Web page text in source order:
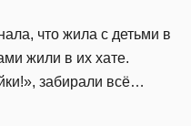
что жила с детьми в
жили в их хате.
забирали всё…